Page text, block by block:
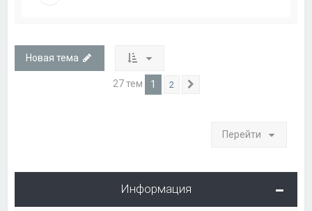
Новая тема
27 тем 1 2
Перейти
Информация